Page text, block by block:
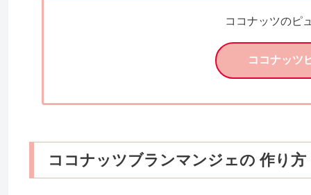
ココナッツのピ
ココナッツ
ココナッツブランマンジェの 作り方